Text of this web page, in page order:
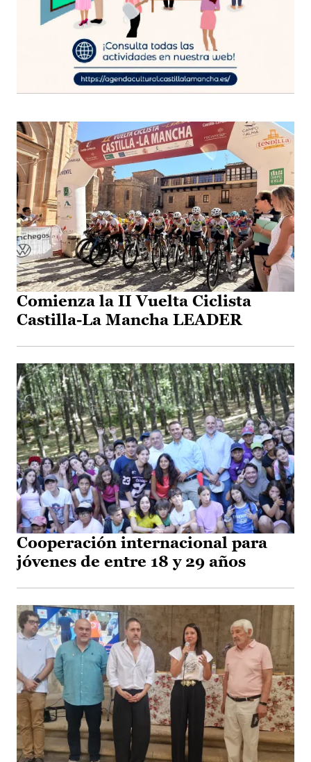
Comienza la II Vuelta Ciclista
Castilla-La Mancha LEADER
Cooperación internacional para
jóvenes de entre 18 y 29 años